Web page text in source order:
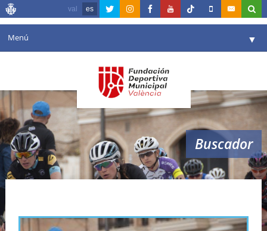
val es
Menú ▼
Agenda
Instalaciones ▼
Comunicación ▼
Valencia en deporte ▼
Reservas
Buscador
ciclismo valencia